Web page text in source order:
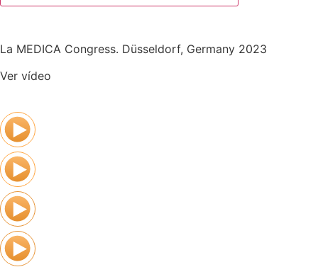
La MEDICA Congress. Düsseldorf, Germany 2023
Ver vídeo